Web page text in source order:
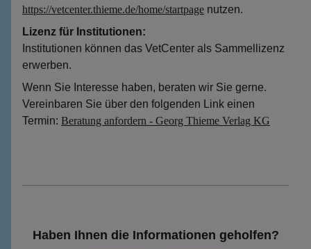
https://vetcenter.thieme.de/home/startpage nutzen.
Lizenz für Institutionen:
Institutionen können das VetCenter als Sammellizenz
erwerben.
Wenn Sie Interesse haben, beraten wir Sie gerne.
Vereinbaren Sie über den folgenden Link einen
Termin: Beratung anfordern - Georg Thieme Verlag KG
Haben Ihnen die Informationen geholfen?